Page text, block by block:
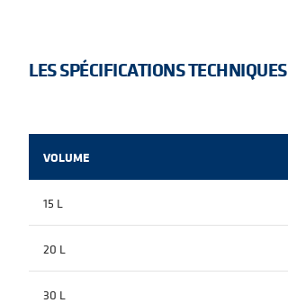
LES SPÉCIFICATIONS TECHNIQUES
VOLUME
15 L
20 L
30 L